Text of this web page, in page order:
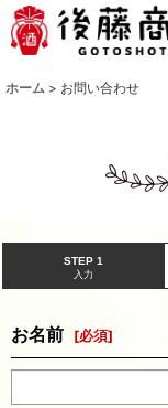
ホーム > お問い合わせ
STEP 1
入力
お名前 [必須]